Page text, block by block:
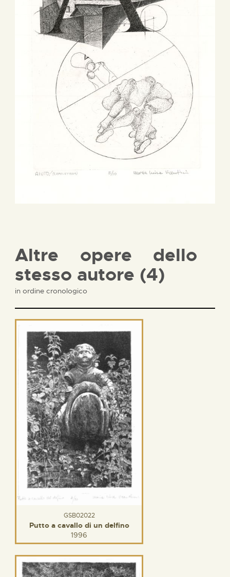
Altre opere dello
stesso autore (4)
in ordine cronologico
GSB02022
Putto a cavallo di un delfino
1996